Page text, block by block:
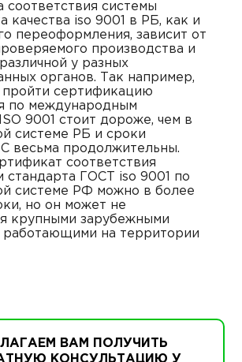
соответствия системы
качества iso 9001 в РБ, как и
переоформления, зависит от
производства и
у разных
органов. Так например,
сертификацию
по международным
9001 стоит дороже, чем в
системе РБ и сроки
весьма продолжительны.
соответствия
стандарта ГОСТ iso 9001 по
системе РФ можно в более
но он может не
крупными зарубежными
работающими на территории
ВАМ ПОЛУЧИТЬ
КОНСУЛЬТАЦИЮ У